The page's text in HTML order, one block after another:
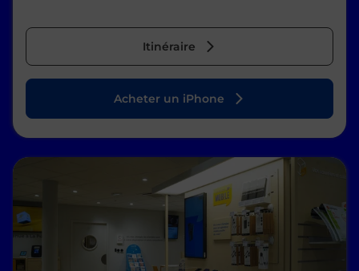
Itinéraire
Acheter un iPhone